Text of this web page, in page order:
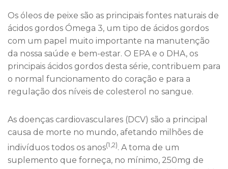
Os óleos de peixe são as principais fontes naturais de
ácidos gordos Ómega 3, um tipo de ácidos gordos
com um papel muito importante na manutenção
da nossa saúde e bem-estar. O EPA e o DHA, os
principais ácidos gordos desta série, contribuem para
o normal funcionamento do coração e para a
regulação dos níveis de colesterol no sangue.
As doenças cardiovasculares (DCV) são a principal
causa de morte no mundo, afetando milhões de
indivíduos todos os anos(1,2). A toma de um
suplemento que forneça, no mínimo, 250mg de